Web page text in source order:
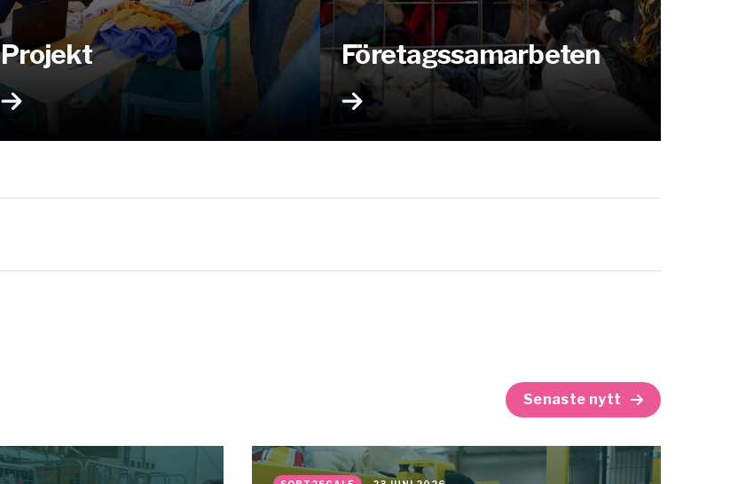
Projekt Företagssamarbeten
Senaste nytt